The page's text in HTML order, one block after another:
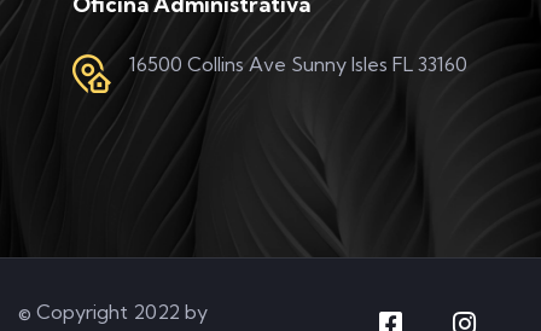
16500 Collins Ave Sunny Isles FL 33160
© Copyright 2022 by